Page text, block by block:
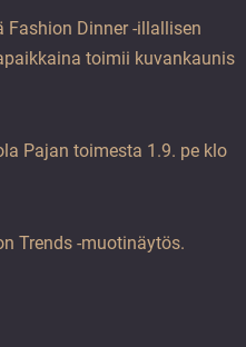
Fashion Dinner -illallisen
toimii kuvankaunis
Pajan toimesta 1.9. pe klo
Trends -muotinäytös.